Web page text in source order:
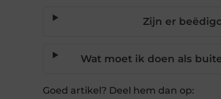
Zijn er
Wat moet ik doen als
Goed artikel? Deel hem dan op: